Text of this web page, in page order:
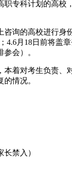
专科计划的高
询的高校进行
月18日前将盖
会）。
着对考生负责
情况。
禁入）